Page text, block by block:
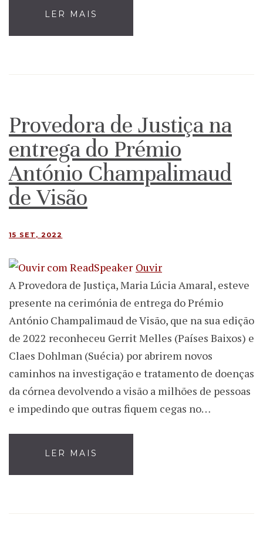
LER MAIS
Provedora de Justiça na
entrega do Prémio
António Champalimaud
de Visão
15 SET, 2022
Ouvir
A Provedora de Justiça, Maria Lúcia Amaral, esteve
presente na cerimónia de entrega do Prémio
António Champalimaud de Visão, que na sua edição
de 2022 reconheceu Gerrit Melles (Países Baixos) e
Claes Dohlman (Suécia) por abrirem novos
caminhos na investigação e tratamento de doenças
da córnea devolvendo a visão a milhões de pessoas
e impedindo que outras fiquem cegas no…
LER MAIS